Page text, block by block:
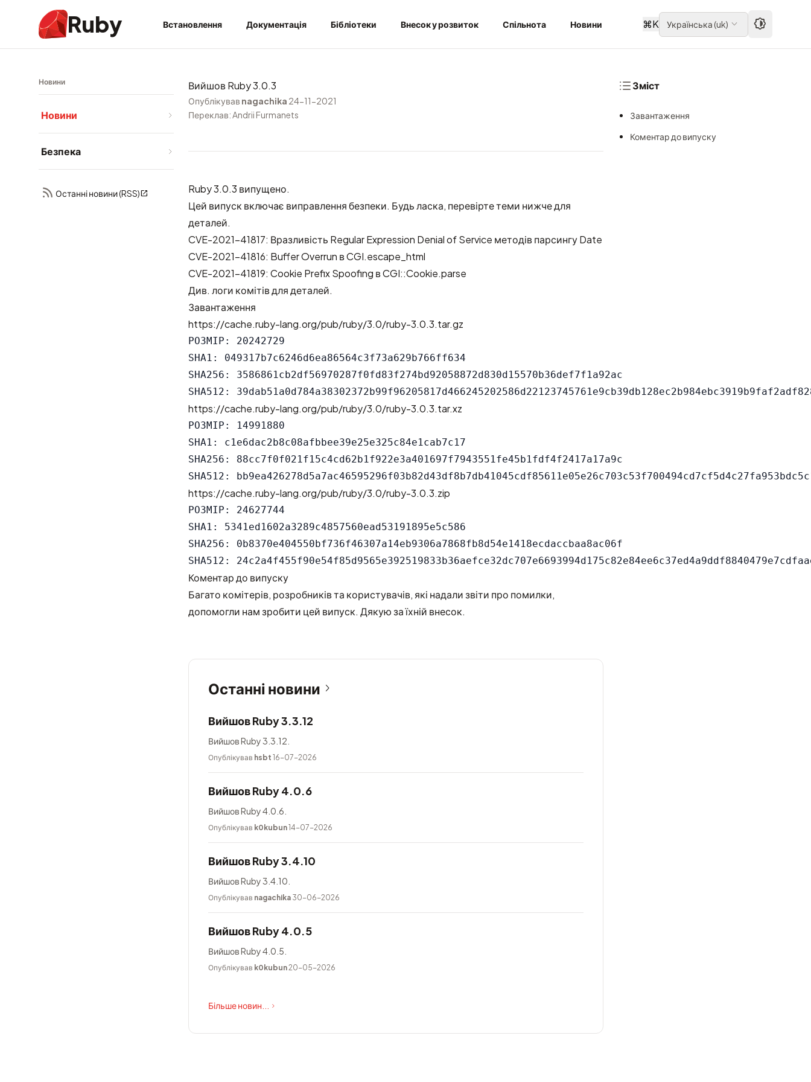
Ruby Встановлення Документація Бібліотеки Внесок у розвиток Спільнота Новини ⌘K Українська(uk)
Новини
Новини
Безпека
Останні новини (RSS)
Вийшов Ruby 3.0.3
Опублікував nagachika 24-11-2021
Переклав: Andrii Furmanets
Ruby 3.0.3 випущено.
Цей випуск включає виправлення безпеки. Будь ласка, перевірте теми нижче для
деталей.
CVE-2021-41817: Вразливість Regular Expression Denial of Service методів парсингу Date
CVE-2021-41816: Buffer Overrun в CGI.escape_html
CVE-2021-41819: Cookie Prefix Spoofing в CGI::Cookie.parse
Див. логи комітівдля деталей.
Завантаження
https://cache.ruby-lang.org/pub/ruby/3.0/ruby-3.0.3.tar.gz
РОЗМІР: 20242729
SHA1: 049317b7c6246d6ea86564c3f73a629b766ff634
SHA256: 3586861cb2df56970287f0fd83f274bd92058872d830d15570b36def7f1a92ac
https://cache.ruby-lang.org/pub/ruby/3.0/ruby-3.0.3.tar.xz
РОЗМІР: 14991880
SHA1: c1e6dac2b8c08afbbee39e25e325c84e1cab7c17
SHA256: 88cc7f0f021f15c4cd62b1f922e3a401697f7943551fe45b1fdf4f2417a17a9c
https://cache.ruby-lang.org/pub/ruby/3.0/ruby-3.0.3.zip
РОЗМІР: 24627744
SHA1: 5341ed1602a3289c4857560ead53191895e5c586
SHA256: 0b8370e404550bf736f46307a14eb9306a7868fb8d54e1418ecdaccbaa8ac06f
Коментар до випуску
Багато комітерів, розробників та користувачів, які надали звіти про помилки,
допомогли нам зробити цей випуск. Дякую за їхній внесок.
Останні новини
Вийшов Ruby 3.3.12
Вийшов Ruby 3.3.12.
Опублікував hsbt 16-07-2026
Вийшов Ruby 4.0.6
Вийшов Ruby 4.0.6.
Опублікував k0kubun14-07-2026
Вийшов Ruby 3.4.10
Вийшов Ruby 3.4.10.
Опублікував nagachika 30-06-2026
Вийшов Ruby 4.0.5
Вийшов Ruby 4.0.5.
Опублікував k0kubun20-05-2026
Більше новин...
Зміст
Завантаження
Коментар до випуску